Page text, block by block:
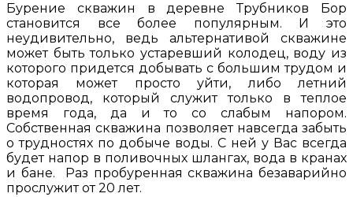
Бурение скважин в деревне Трубников Бор
становится все более популярным. И это
неудивительно, ведь альтернативой скважине
может быть только устаревший колодец, воду из
которого придется добывать с большим трудом и
которая может просто уйти, либо летний
водопровод, который служит только в теплое
время года, да и то со слабым напором.
Собственная скважина позволяет навсегда забыть
о трудностях по добыче воды. С ней у Вас всегда
будет напор в поливочных шлангах, вода в кранах
и бане. Раз пробуренная скважина безаварийно
прослужит от 20 лет.